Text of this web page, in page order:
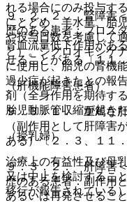
れる場合にのみ投与す
にとどめ、羊水量、胎
や投与日数を考慮して
と）。シクロオキシゲ
に使用し、胎児の腎機
過少症が起きたとの報
剤（全身作用を期待す
胎児動脈管収縮が起き
（授乳婦）
治療上の有益性及び母
又は中止を検討するこ
移行が報告されている
９．２．２． 腎障害
歴のある患者：プロス
腎血流量低下作用があ
せることがある〔１１
（肝機能障害患者）
９．３．１． 重篤な
（副作用として肝障害
ある）〔２．３、１１
９．３．２． 肝障害
歴のある患者：副作用
あるいは再発させるこ